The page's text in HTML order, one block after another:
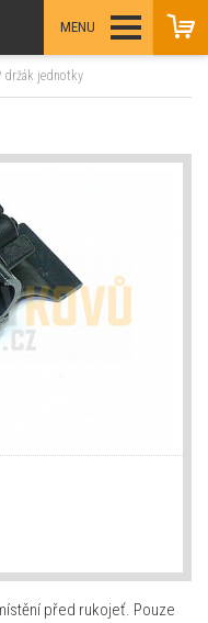
MENU
držák jednotky
před rukojeť. Pouze